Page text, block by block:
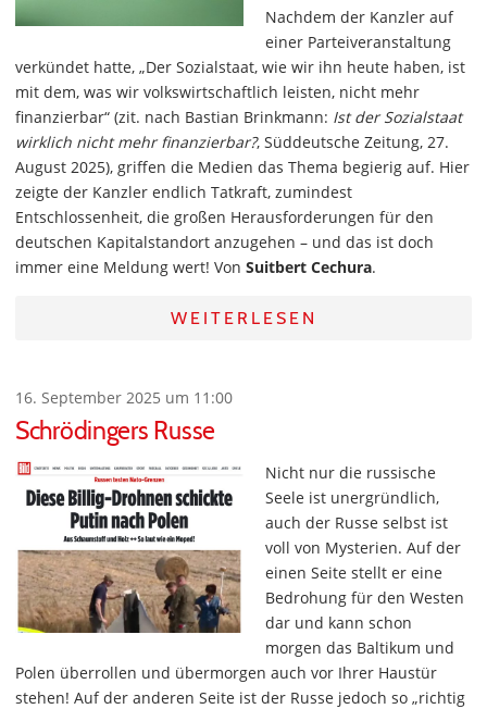
Nachdem der Kanzler auf
einer Parteiveranstaltung
verkündet hatte, „Der Sozialstaat, wie wir ihn heute haben, ist
mit dem, was wir volkswirtschaftlich leisten, nicht mehr
finanzierbar“ (zit. nach Bastian Brinkmann: Ist der Sozialstaat
wirklich nicht mehr finanzierbar?, Süddeutsche Zeitung, 27.
August 2025), griffen die Medien das Thema begierig auf. Hier
zeigte der Kanzler endlich Tatkraft, zumindest
Entschlossenheit, die großen Herausforderungen für den
deutschen Kapitalstandort anzugehen – und das ist doch
immer eine Meldung wert! Von Suitbert Cechura.
WEITERLESEN
16. September 2025 um 11:00
Schrödingers Russe
Nicht nur die russische
Seele ist unergründlich,
auch der Russe selbst ist
voll von Mysterien. Auf der
einen Seite stellt er eine
Bedrohung für den Westen
dar und kann schon
morgen das Baltikum und
Polen überrollen und übermorgen auch vor Ihrer Haustür
stehen! Auf der anderen Seite ist der Russe jedoch so „richtig